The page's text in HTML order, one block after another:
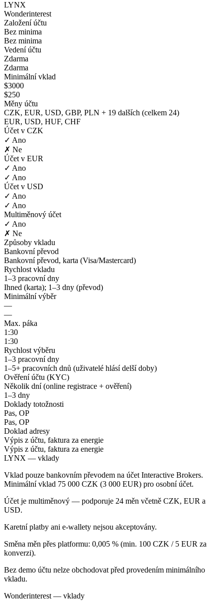
LYNX
Wonderinterest
Založení účtu
Bez minima
Bez minima
Vedení účtu
Zdarma
Zdarma
Minimální vklad
$3000
$250
Měny účtu
CZK, EUR, USD, GBP, PLN + 19 dalších (celkem 24)
EUR, USD, HUF, CHF
Účet v CZK
✓ Ano
✗ Ne
Účet v EUR
✓ Ano
✓ Ano
Účet v USD
✓ Ano
✓ Ano
Multiměnový účet
✓ Ano
✗ Ne
Způsoby vkladu
Bankovní převod
Bankovní převod, karta (Visa/Mastercard)
Rychlost vkladu
1–3 pracovní dny
Ihned (karta); 1–3 dny (převod)
Minimální výběr
—
—
Max. páka
1:30
1:30
Rychlost výběru
1–3 pracovní dny
1–5+ pracovních dnů (uživatelé hlásí delší doby)
Ověření účtu (KYC)
Několik dní (online registrace + ověření)
1–3 dny
Doklady totožnosti
Pas, OP
Pas, OP
Doklad adresy
Výpis z účtu, faktura za energie
Výpis z účtu, faktura za energie
LYNX — vklady
Vklad pouze bankovním převodem na účet Interactive Brokers.
Minimální vklad 75 000 CZK (3 000 EUR) pro osobní účet.
Účet je multiměnový — podporuje 24 měn včetně CZK, EUR a
USD.
Karetní platby ani e-wallety nejsou akceptovány.
Směna měn přes platformu: 0,005 % (min. 100 CZK / 5 EUR za
konverzi).
Bez demo účtu nelze obchodovat před provedením minimálního
vkladu.
Wonderinterest — vklady